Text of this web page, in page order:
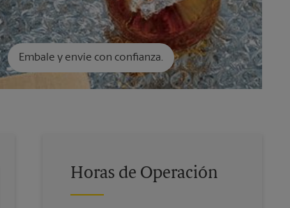
Embale y envíe con confianza.
Horas de Operación